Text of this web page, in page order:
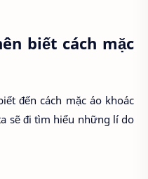
biết cách mặc
đến cách mặc áo khoác
sẽ đi tìm hiểu những lí do